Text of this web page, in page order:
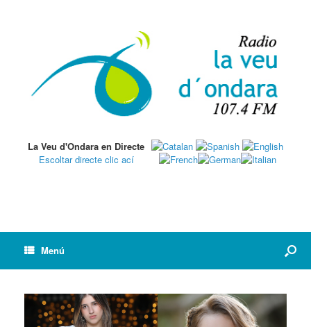
La Veu d'Ondara en Directe
Escoltar directe clic ací
Menú